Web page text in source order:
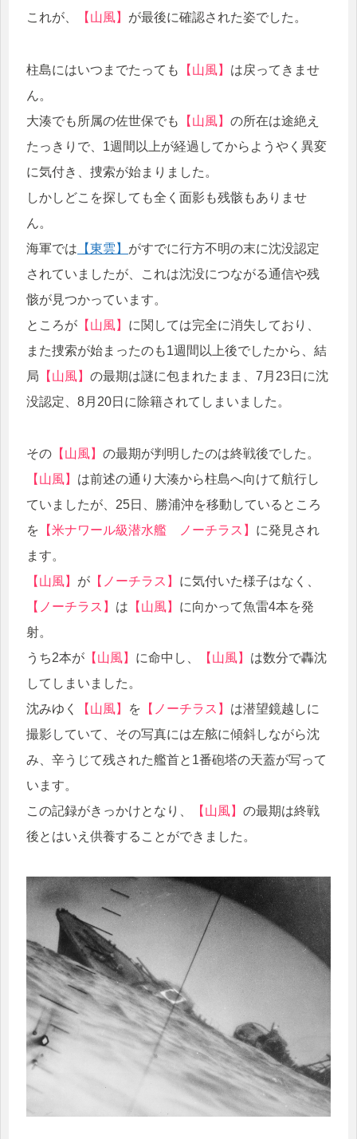
これが、
【山風】 が最後に確認された姿でした。
柱島にはいつまでたっても 【山風】 は戻ってきませ
ん。
大湊でも所属の佐世保でも
【山風】 の所在は途絶え
たっきりで、1週間以上が経過してからようやく異変
に気付き、捜索が始まりました。
しかしどこを探しても全く面影も残骸もありませ
ん。
海軍では 【東雲】 がすでに行方不明の末に沈没認定
されていましたが、これは沈没につながる通信や残
骸が見つかっています。
ところが 【山風】 に関しては完全に消失しており、
また捜索が始まったのも1週間以上後でしたから、結
局 【山風】 の最期は謎に包まれたまま、7月23日に沈
没認定、8月20日に除籍されてしまいました。
その 【山風】 の最期が判明したのは終戦後でした。
【山風】 は前述の通り大湊から柱島へ向けて航行し
ていましたが、25日、勝浦沖を移動しているところ
を 【米ナワール級潜水艦 ノーチラス】 に発見され
ます。
【山風】 が 【ノーチラス】 に気付いた様子はなく、
【ノーチラス】 は 【山風】 に向かって魚雷4本を発
射。
うち2本が 【山風】 に命中し、 【山風】 は数分で轟沈
してしまいました。
沈みゆく
【山風】 を 【ノーチラス】 は潜望鏡越しに
撮影していて、その写真には左舷に傾斜しながら沈
み、辛うじて残された艦首と1番砲塔の天蓋が写って
います。
この記録がきっかけとなり、
【山風】 の最期は終戦
後とはいえ供養することができました。